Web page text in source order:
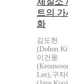
트의 가
화
김도헌
(Dohun
이건웅
Lee),구자